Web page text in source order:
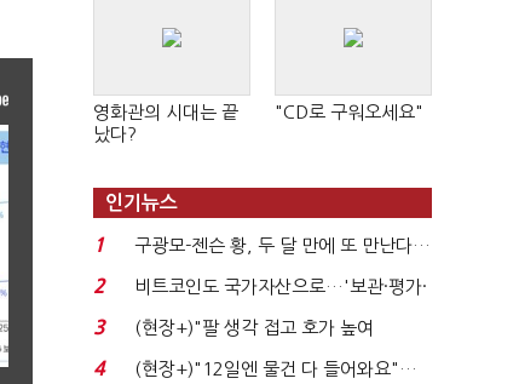
영화관의 시대는 끝
났다?
"CD로 구워오세요"
인기뉴스
1
구광모-젠슨 황, 두 달 만에 또 만난다…
로봇·AI 등 논...
2
비트코인도 국가자산으로…'보관·평가·
처분' 기준은 ...
3
(현장+)"팔 생각 접고 호가 높여
요"…'덜 똘똘한 한 채' 20...
4
(현장+)"12일엔 물건 다 들어와요"…